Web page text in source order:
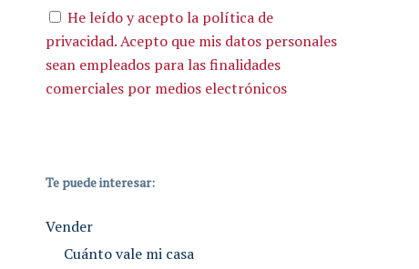
He leído y acepto la política de
privacidad. Acepto que mis datos personales
sean empleados para las finalidades
comerciales por medios electrónicos
Te puede interesar:
Vender
Cuánto vale mi casa